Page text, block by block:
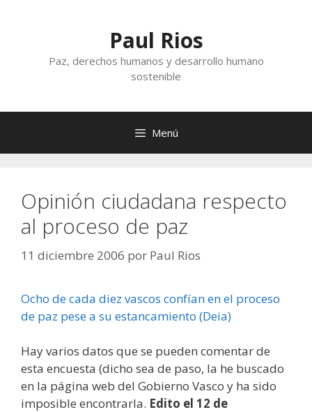
Paul Rios
Paz, derechos humanos y desarrollo humano
sostenible
Menú
Opinión ciudadana respecto
al proceso de paz
11 diciembre 2006 por Paul Rios
Ocho de cada diez vascos confían en el proceso
de paz pese a su estancamiento (Deia)
Hay varios datos que se pueden comentar de
esta encuesta (dicho sea de paso, la he buscado
en la página web del Gobierno Vasco y ha sido
imposible encontrarla. Edito el 12 de